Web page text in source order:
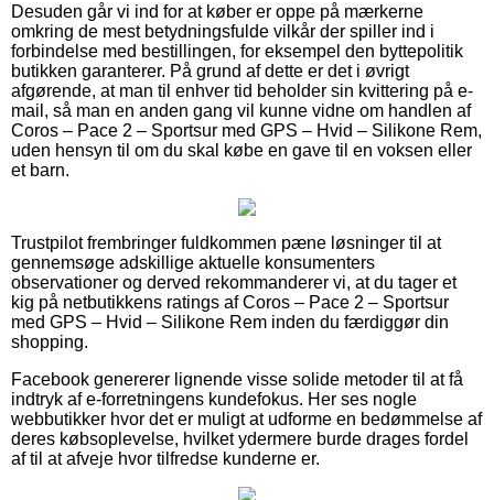
Desuden går vi ind for at køber er oppe på mærkerne
omkring de mest betydningsfulde vilkår der spiller ind i
forbindelse med bestillingen, for eksempel den byttepolitik
butikken garanterer. På grund af dette er det i øvrigt
afgørende, at man til enhver tid beholder sin kvittering på e-
mail, så man en anden gang vil kunne vidne om handlen af
Coros – Pace 2 – Sportsur med GPS – Hvid – Silikone Rem,
uden hensyn til om du skal købe en gave til en voksen eller
et barn.
Trustpilot frembringer fuldkommen pæne løsninger til at
gennemsøge adskillige aktuelle konsumenters
observationer og derved rekommanderer vi, at du tager et
kig på netbutikkens ratings af Coros – Pace 2 – Sportsur
med GPS – Hvid – Silikone Rem inden du færdiggør din
shopping.
Facebook genererer lignende visse solide metoder til at få
indtryk af e-forretningens kundefokus. Her ses nogle
webbutikker hvor det er muligt at udforme en bedømmelse af
deres købsoplevelse, hvilket ydermere burde drages fordel
af til at afveje hvor tilfredse kunderne er.